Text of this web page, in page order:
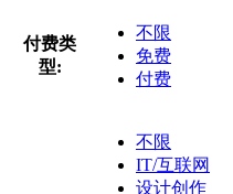
付费类
型:
不限
免费
付费
不限
IT/互联网
设计创作